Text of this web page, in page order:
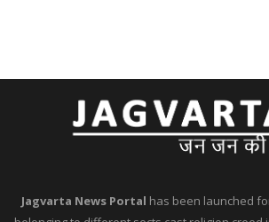
Jagvarta News Portal has been launched